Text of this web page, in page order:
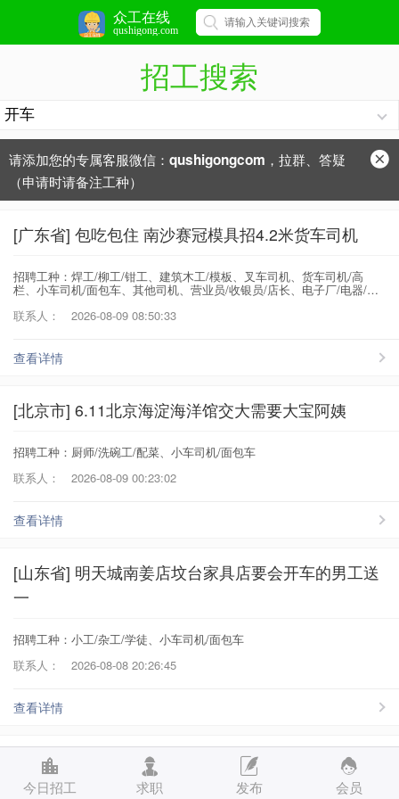
众工在线
qushigong.com
招工搜索
请添加您的专属客服微信： qushigongcom ，拉群、答疑
（申请时请备注工种）
[广东省] 包吃包住 南沙赛冠模具招4.2米货车司机
招聘工种：焊工/柳工/钳工、建筑木工/模板、叉车司机、货车司机/高
栏、小车司机/面包车、其他司机、营业员/收银员/店长、电子厂/电器/五
联系人： 2026-08-09 08:50:33
查看详情
[北京市] 6.11北京海淀海洋馆交大需要大宝阿姨
招聘工种：厨师/洗碗工/配菜、小车司机/面包车
联系人：
2026-08-09 00:23:02
查看详情
[山东省] 明天城南姜店坟台家具店要会开车的男工送
一
招聘工种：小工/杂工/学徒、小车司机/面包车
联系人：
2026-08-08 20:26:45
查看详情
[江苏省] 白班保姆 克西街 辅助带2岁孩子
今日招工 求职 发布 会员